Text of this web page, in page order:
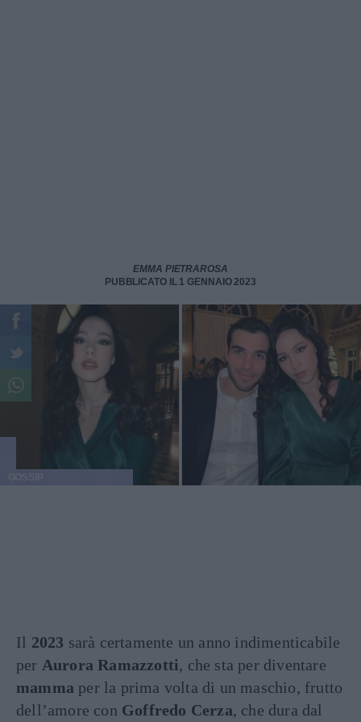
EMMA PIETRAROSA
PUBBLICATO IL 1 GENNAIO 2023
Il 2023 sarà certamente un anno indimenticabile
per Aurora Ramazzotti, che sta per diventare
mamma per la prima volta di un maschio, frutto
dell’amore con Goffredo Cerza, che dura dal